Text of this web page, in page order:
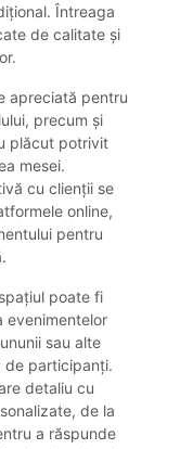
Întreaga
de calitate și
apreciată pentru
precum și
plăcut potrivit
mesei.
cu clienții se
online,
pentru
poate fi
evenimentelor
sau alte
de participanți.
detaliu cu
de la
a răspunde